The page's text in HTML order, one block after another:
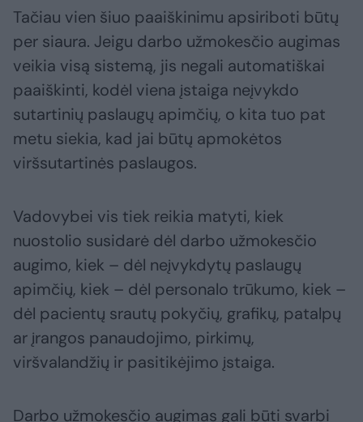
Tačiau vien šiuo paaiškinimu apsiriboti būtų
per siaura. Jeigu darbo užmokesčio augimas
veikia visą sistemą, jis negali automatiškai
paaiškinti, kodėl viena įstaiga neįvykdo
sutartinių paslaugų apimčių, o kita tuo pat
metu siekia, kad jai būtų apmokėtos
viršsutartinės paslaugos.
Vadovybei vis tiek reikia matyti, kiek
nuostolio susidarė dėl darbo užmokesčio
augimo, kiek – dėl neįvykdytų paslaugų
apimčių, kiek – dėl personalo trūkumo, kiek –
dėl pacientų srautų pokyčių, grafikų, patalpų
ar įrangos panaudojimo, pirkimų,
viršvalandžių ir pasitikėjimo įstaiga.
Darbo užmokesčio augimas gali būti svarbi